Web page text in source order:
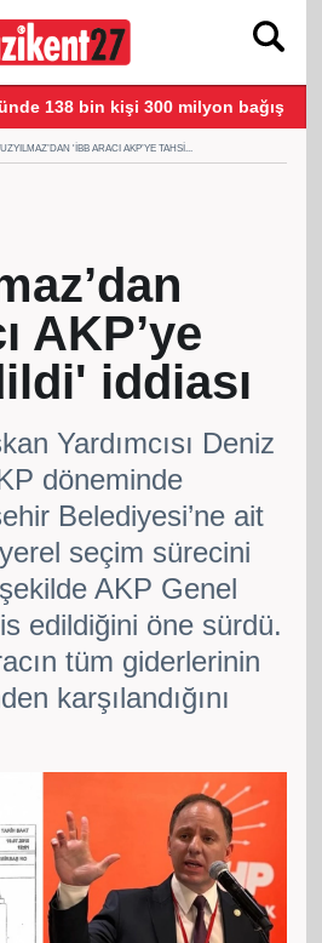
138 bin kişi 300 milyon bağış yaptı
'İBB ARACI AKP’YE TAHSI...
AKP’ye
iddiası
Yardımcısı Deniz
döneminde
Belediyesi’ne ait
seçim sürecini
AKP Genel
edildiğini öne sürdü.
tüm giderlerinin
karşılandığını